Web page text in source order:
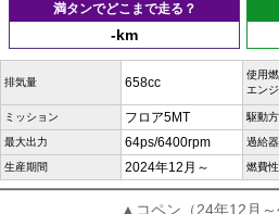
満タンでどこまで走る？
-km
排気量 658cc
使用
エン
ミッション フロア5MT 駆動
最大出力 64ps/6400rpm 過給器
生産期間 2024年12月～ 燃費
▲コペン（24年12月